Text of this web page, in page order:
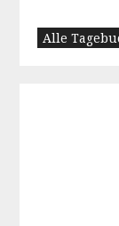
Alle